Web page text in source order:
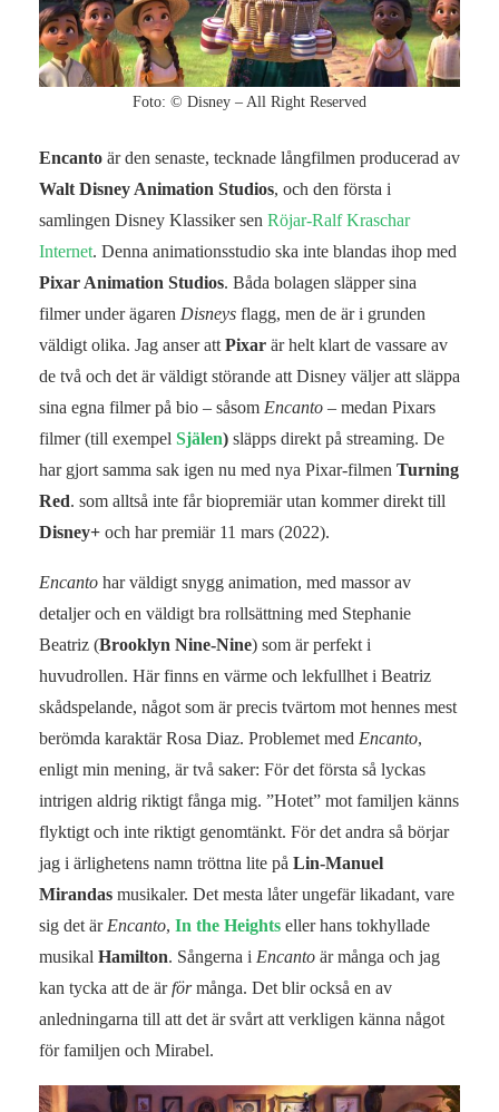
Foto: © Disney – All Right Reserved
Encanto är den senaste, tecknade långfilmen producerad av
Walt Disney Animation Studios, och den första i
samlingen Disney Klassiker sen Röjar-Ralf Kraschar
Internet. Denna animationsstudio ska inte blandas ihop med
Pixar Animation Studios. Båda bolagen släpper sina
filmer under ägaren Disneys flagg, men de är i grunden
väldigt olika. Jag anser att Pixar är helt klart de vassare av
de två och det är väldigt störande att Disney väljer att släppa
sina egna filmer på bio – såsom Encanto – medan Pixars
filmer (till exempel Själen) släpps direkt på streaming. De
har gjort samma sak igen nu med nya Pixar-filmen Turning
Red. som alltså inte får biopremiär utan kommer direkt till
Disney+ och har premiär 11 mars (2022).
Encanto har väldigt snygg animation, med massor av
detaljer och en väldigt bra rollsättning med Stephanie
Beatriz (Brooklyn Nine-Nine) som är perfekt i
huvudrollen. Här finns en värme och lekfullhet i Beatriz
skådspelande, något som är precis tvärtom mot hennes mest
berömda karaktär Rosa Diaz. Problemet med Encanto,
enligt min mening, är två saker: För det första så lyckas
intrigen aldrig riktigt fånga mig. ”Hotet” mot familjen känns
flyktigt och inte riktigt genomtänkt. För det andra så börjar
jag i ärlighetens namn tröttna lite på Lin-Manuel
Mirandas musikaler. Det mesta låter ungefär likadant, vare
sig det är Encanto, In the Heights eller hans tokhyllade
musikal Hamilton. Sångerna i Encanto är många och jag
kan tycka att de ärförmånga. Det blir också en av
anledningarna till att det är svårt att verkligen känna något
för familjen och Mirabel.